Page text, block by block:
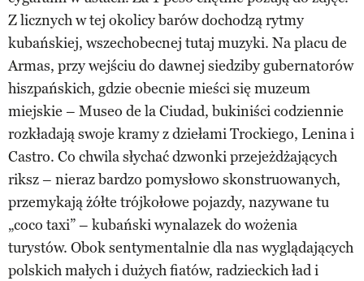
Z licznych w tej okolicy barów dochodzą rytmy
kubańskiej, wszechobecnej tutaj muzyki. Na placu de
Armas, przy wejściu do dawnej siedziby gubernatorów
hiszpańskich, gdzie obecnie mieści się muzeum
miejskie – Museo de la Ciudad, bukiniści codziennie
rozkładają swoje kramy z dziełami Trockiego, Lenina i
Castro. Co chwila słychać dzwonki przejeżdżających
riksz – nieraz bardzo pomysłowo skonstruowanych,
przemykają żółte trójkołowe pojazdy, nazywane tu
„coco taxi” – kubański wynalazek do wożenia
turystów. Obok sentymentalnie dla nas wyglądających
polskich małych i dużych fiatów, radzieckich ład i